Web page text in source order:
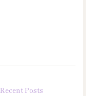
Recent Posts